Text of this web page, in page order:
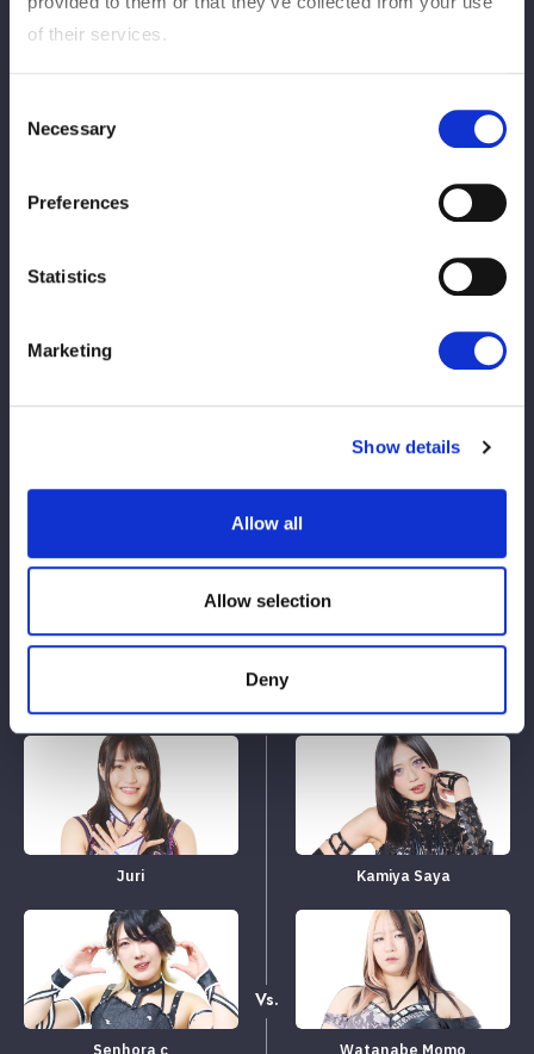
of their services.
Selection
Necessary
Preferences
Statistics
Marketing
Show details
Allow all
Allow selection
Deny
É Fukigen ★
Ver Relatório de Match
Materia de tags de 6 pessoas
Juri
Vs.
Kamiya Saya